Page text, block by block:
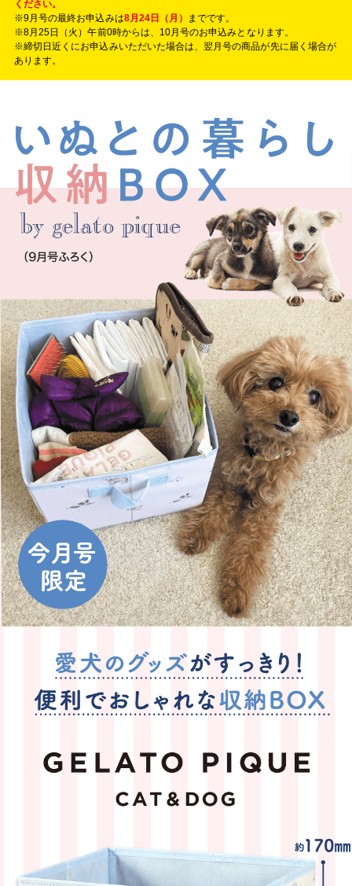
ください。
※9月号の最終お申込みは8月24日（月）
までです。
※8月25日（火）午前0時からは、10月号のお申込みとなります。
※締切日近くにお申込みいただいた場合は、翌月号の商品が先に届く場合が
あります。